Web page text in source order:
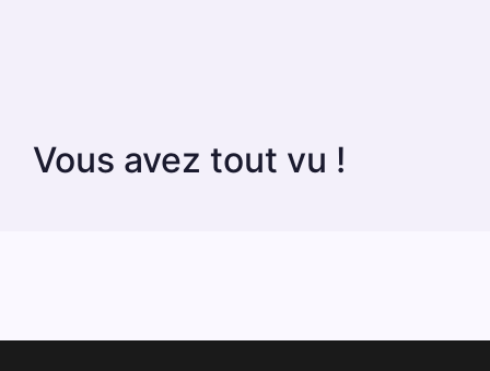
Vous avez tout vu !